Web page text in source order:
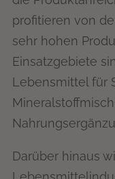
profitieren von
sehr hohen
Einsatzgebiete
Lebensmittel für
Darüber hinaus